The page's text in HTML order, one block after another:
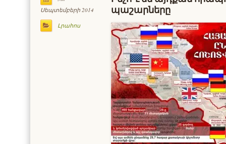
Սեպտեմբերի 2014
Լրահոս
պաշարները